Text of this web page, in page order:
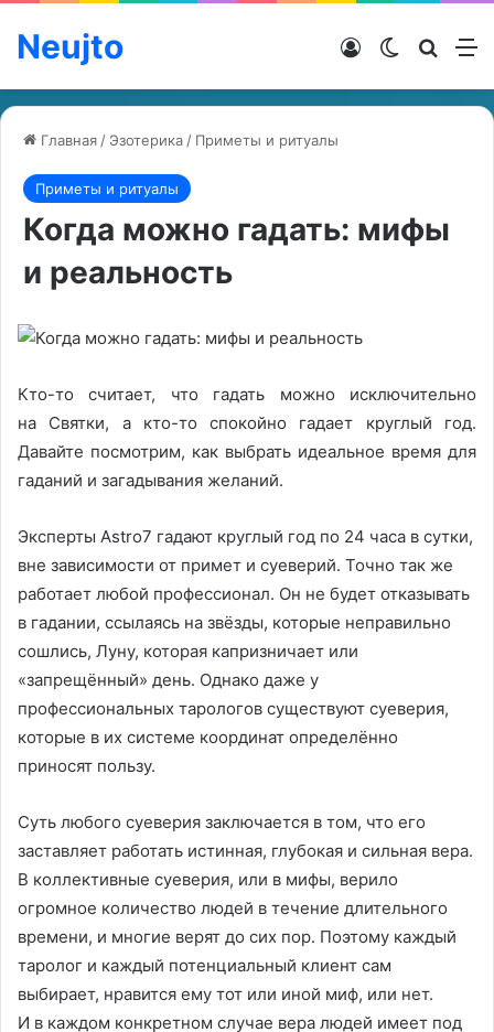
Neujto Switch skin
Войти
Главная / Эзотерика / Приметы и ритуалы
Приметы и ритуалы
Когда можно гадать: мифы
и реальность
Кто-то считает, что гадать можно исключительно
на Святки, а кто-то спокойно гадает круглый год.
Давайте посмотрим, как выбрать идеальное время для
гаданий и загадывания желаний.
Эксперты Astro7 гадают круглый год по 24 часа в сутки,
вне зависимости от примет и суеверий. Точно так же
работает любой профессионал. Он не будет отказывать
в гадании, ссылаясь на звёзды, которые неправильно
сошлись, Луну, которая капризничает или
«запрещённый» день. Однако даже у
профессиональных тарологов существуют суеверия,
которые в их системе координат определённо
приносят пользу.
Суть любого суеверия заключается в том, что его
заставляет работать истинная, глубокая и сильная вера.
В коллективные суеверия, или в мифы, верило
огромное количество людей в течение длительного
времени, и многие верят до сих пор. Поэтому каждый
таролог и каждый потенциальный клиент сам
выбирает, нравится ему тот или иной миф, или нет.
И в каждом конкретном случае вера людей имеет под